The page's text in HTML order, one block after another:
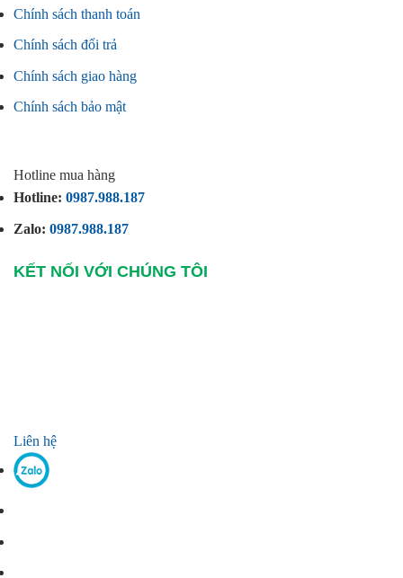
Chính sách thanh toán
Chính sách đổi trả
Chính sách giao hàng
Chính sách bảo mật
Hotline mua hàng
Hotline: 0987.988.187
Zalo: 0987.988.187
KẾT NỐI VỚI CHÚNG TÔI
Liên hệ